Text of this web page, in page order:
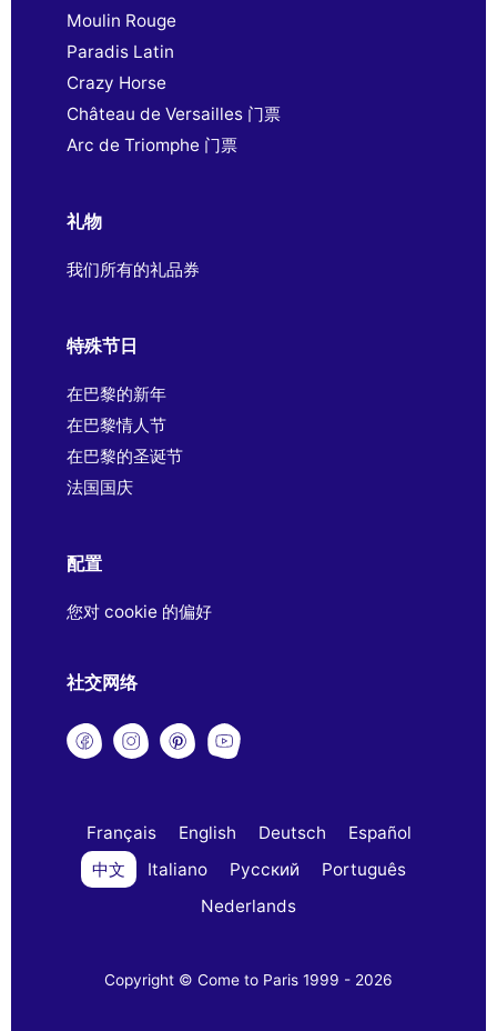
Moulin Rouge
Paradis Latin
Crazy Horse
Château de Versailles 门票
Arc de Triomphe 门票
礼物
我们所有的礼品券
特殊节日
在巴黎的新年
在巴黎情人节
在巴黎的圣诞节
法国国庆
配置
您对 cookie 的偏好
社交网络
Français English Deutsch
Español
中文
Italiano Русский
Português
Nederlands
Copyright © Come to Paris 1999 - 2026